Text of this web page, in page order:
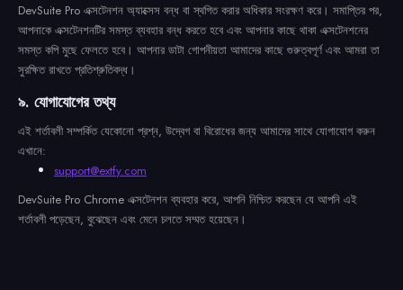
DevSuite Pro এক্সটেনশন অ্যাক্সেস বন্ধ বা স্থগিত করার অধিকার সংরক্ষণ করে। সমাপ্তির পর,
আপনাকে এক্সটেনশনটির সমস্ত ব্যবহার বন্ধ করতে হবে এবং আপনার কাছে থাকা এক্সটেনশনের
সমস্ত কপি মুছে ফেলতে হবে। আপনার ডাটা গোপনীয়তা আমাদের কাছে গুরুত্বপূর্ণ এবং আমরা তা
সুরক্ষিত রাখতে প্রতিশ্রুতিবদ্ধ।
৯. যোগাযোগের তথ্য
এই শর্তাবলী সম্পর্কিত যেকোনো প্রশ্ন, উদ্বেগ বা বিরোধের জন্য আমাদের সাথে যোগাযোগ করুন
এখানে:
support@extfy.com
DevSuite Pro Chrome এক্সটেনশন ব্যবহার করে, আপনি নিশ্চিত করছেন যে আপনি এই
শর্তাবলী পড়েছেন, বুঝেছেন এবং মেনে চলতে সম্মত হয়েছেন।